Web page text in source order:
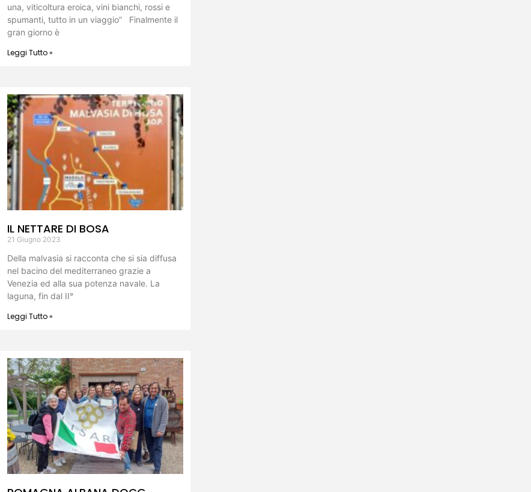
una, viticoltura eroica, vini bianchi, rossi e
spumanti, tutto in un viaggio” Finalmente il
gran giorno è
Leggi Tutto »
IL NETTARE DI BOSA
21 Giugno 2023
Della malvasia si racconta che si sia diffusa
nel bacino del mediterraneo grazie a
Venezia ed alla sua potenza navale. La
laguna, fin dal II°
Leggi Tutto »